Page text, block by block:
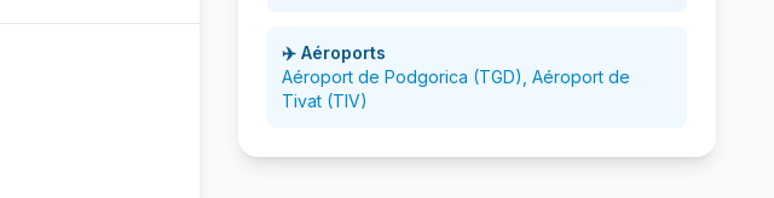
✈️ Aéroports
Aéroport de Podgorica (TGD), Aéroport de
Tivat (TIV)